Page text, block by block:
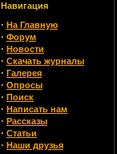
Навигация
· На Главную
· Форум
· Новости
· Скачать журналы
· Галерея
· Опросы
· Поиск
· Написать нам
· Рассказы
· Статьи
· Наши друзья